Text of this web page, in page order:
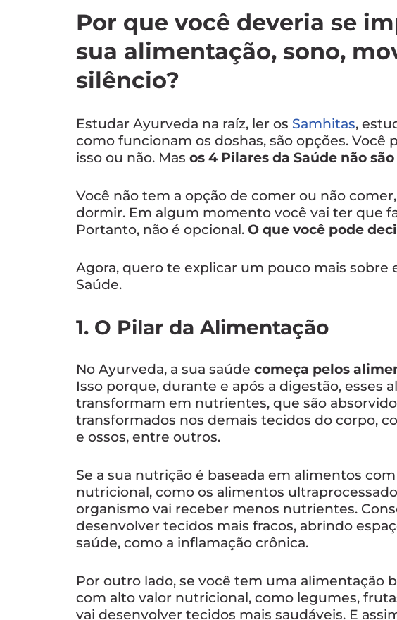
Por que você deveria se
sua alimentação, sono,
silêncio?
Estudar Ayurveda na raíz, ler os Samhitas,
como funcionam os doshas, são opções. Você
isso ou não. Mas os 4 Pilares da Saúde não
Você não tem a opção de comer ou não
dormir. Em algum momento você vai ter que
Portanto, não é opcional. O que você pode
Agora, quero te explicar um pouco mais sobre
Saúde.
1. O Pilar da Alimentação
No Ayurveda, a sua saúde começa pelos
Isso porque, durante e após a digestão, esses
transformam em nutrientes, que são
transformados nos demais tecidos do corpo,
e ossos, entre outros.
Se a sua nutrição é baseada em alimentos
nutricional, como os alimentos
organismo vai receber menos nutrientes.
desenvolver tecidos mais fracos, abrindo
saúde, como a inflamação crônica.
Por outro lado, se você tem uma alimentação
com alto valor nutricional, como legumes,
vai desenvolver tecidos mais saudáveis. E